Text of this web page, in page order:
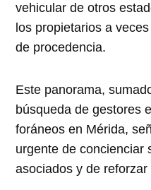
vehicular de otros
los propietarios a
de procedencia.
Este panorama,
búsqueda de gestores
foráneos en Mérida,
urgente de concienciar
asociados y de